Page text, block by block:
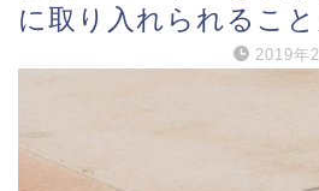
に取り入れられるこ
2019年